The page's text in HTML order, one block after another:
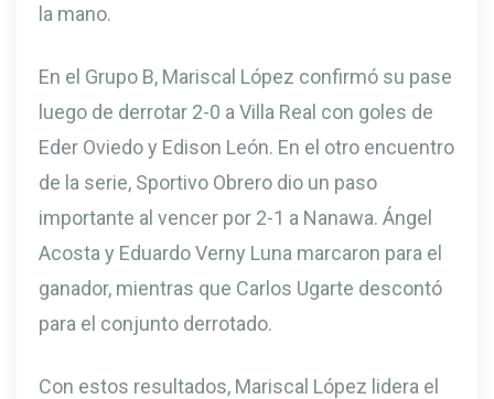
la mano.
En el Grupo B, Mariscal López confirmó su pase
luego de derrotar 2-0 a Villa Real con goles de
Eder Oviedo y Edison León. En el otro encuentro
de la serie, Sportivo Obrero dio un paso
importante al vencer por 2-1 a Nanawa. Ángel
Acosta y Eduardo Verny Luna marcaron para el
ganador, mientras que Carlos Ugarte descontó
para el conjunto derrotado.
Con estos resultados, Mariscal López lidera el